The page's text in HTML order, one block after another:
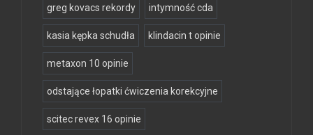
greg kovacs rekordy intymność cda
kasia kępka schudła klindacin t opinie
metaxon 10 opinie
odstające łopatki ćwiczenia korekcyjne
scitec revex 16 opinie